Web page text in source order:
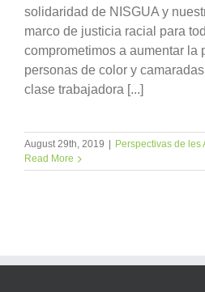
solidaridad de NISGUA y
marco de justicia racial para
comprometimos a aumentar la
personas de color y
clase trabajadora [...]
August 29th, 2019 | Perspectivas de les
Read More